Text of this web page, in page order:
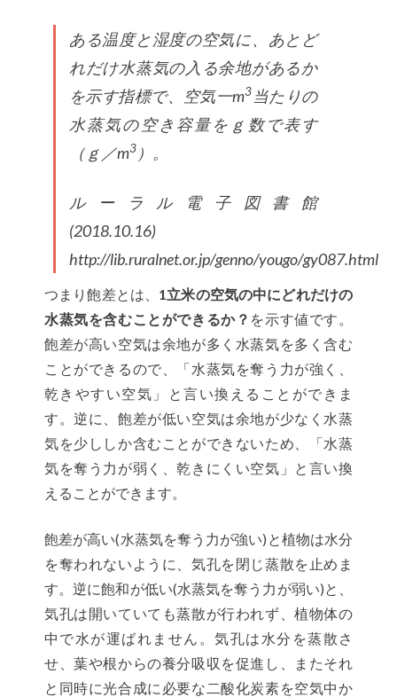
ある温度と湿度の空気に、あとど
れだけ水蒸気の入る余地があるか
を示す指標で、空気一m3 当たりの
水蒸気の空き容量をｇ数で表す
（ｇ／m3 ）。
ルーラル電子図書館
(2018.10.16)
http://lib.ruralnet.or.jp/genno/yougo/gy087.html
つまり飽差とは、 1立米の空気の中にどれだけの
水蒸気を含むことができるか？ を示す値です。
飽差が高い空気は余地が多く水蒸気を多く含む
ことができるので、「水蒸気を奪う力が強く、
乾きやすい空気」と言い換えることができま
す。逆に、飽差が低い空気は余地が少なく水蒸
気を少ししか含むことができないため、「水蒸
気を奪う力が弱く、乾きにくい空気」と言い換
えることができます。
飽差が高い(水蒸気を奪う力が強い)と植物は水分
を奪われないように、気孔を閉じ蒸散を止めま
す。逆に飽和が低い(水蒸気を奪う力が弱い)と、
気孔は開いていても蒸散が行われず、植物体の
中で水が運ばれません。気孔は水分を蒸散さ
せ、葉や根からの養分吸収を促進し、またそれ
と同時に光合成に必要な二酸化炭素を空気中か